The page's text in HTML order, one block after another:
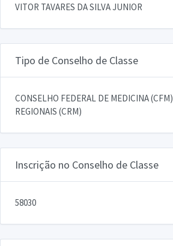
VITOR TAVARES DA SILVA JUNIOR
Tipo de Conselho de Classe
CONSELHO FEDERAL DE MEDICINA
REGIONAIS (CRM)
Inscrição no Conselho de Classe
58030